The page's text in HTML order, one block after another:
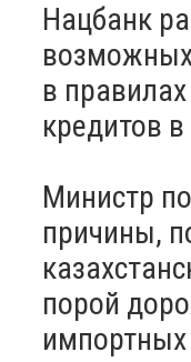
Нацбанк
в
кредитов
Министр
причины,
порой
импортных